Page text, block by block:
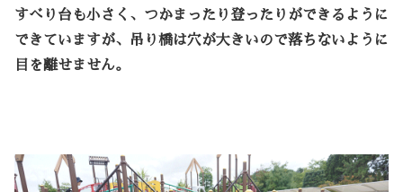
すべり台も小さく、つかまったり登ったりができるように
できていますが、吊り橋は穴が大きいので落ちないように
目を離せません。